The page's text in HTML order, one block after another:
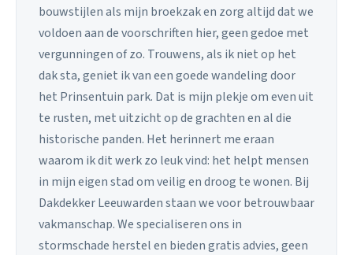
bouwstijlen als mijn broekzak en zorg altijd dat we
voldoen aan de voorschriften hier, geen gedoe met
vergunningen of zo. Trouwens, als ik niet op het
dak sta, geniet ik van een goede wandeling door
het Prinsentuin park. Dat is mijn plekje om even uit
te rusten, met uitzicht op de grachten en al die
historische panden. Het herinnert me eraan
waarom ik dit werk zo leuk vind: het helpt mensen
in mijn eigen stad om veilig en droog te wonen. Bij
Dakdekker Leeuwarden staan we voor betrouwbaar
vakmanschap. We specialiseren ons in
stormschade herstel en bieden gratis advies, geen